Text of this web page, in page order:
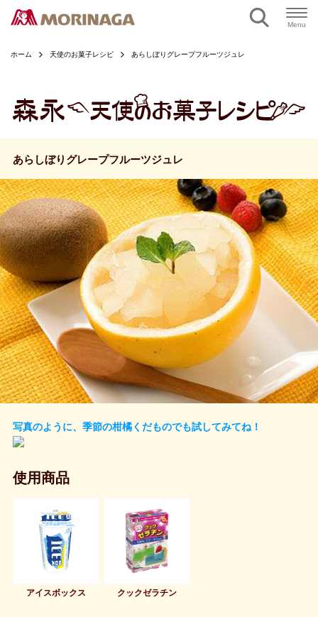
Menu
ホーム 天使のお菓子レシピ あらしぼりグレープフルーツジュレ
あらしぼりグレープフルーツジュレ
写真のように、季節の柑橘くだものでも試してみてね！
使用商品
アイスボックス クックゼラチン